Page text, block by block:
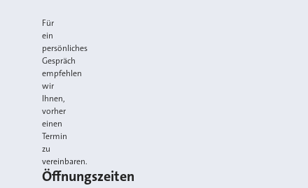
Für
ein
persönliches
Gespräch
empfehlen
wir
Ihnen,
vorher
einen
Termin
zu
vereinbaren.
Öffnungszeiten